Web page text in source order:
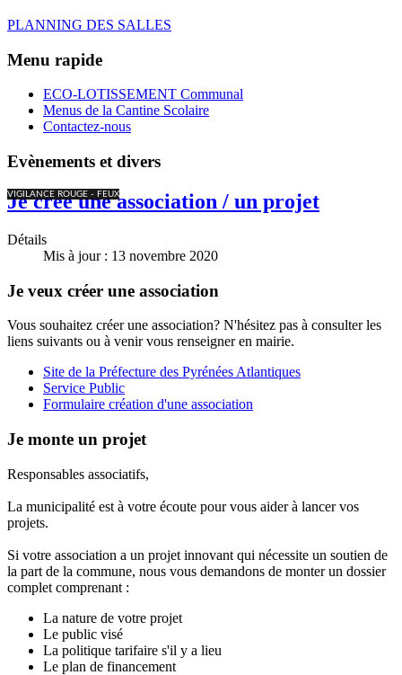
PLANNING DES SALLES
Menu rapide
ECO-LOTISSEMENT Communal
Menus de la Cantine Scolaire
Contactez-nous
Evènements et divers
VIGILANCE ROUGE - FEUX
Je crée une association / un projet
Détails
Mis à jour : 13 novembre 2020
Je veux créer une association
Vous souhaitez créer une association? N'hésitez pas à consulter les
liens suivants ou à venir vous renseigner en mairie.
Site de la Préfecture des Pyrénées Atlantiques
Service Public
Formulaire création d'une association
Je monte un projet
Responsables associatifs,
La municipalité est à votre écoute pour vous aider à lancer vos
projets.
Si votre association a un projet innovant qui nécessite un soutien de
la part de la commune, nous vous demandons de monter un dossier
complet comprenant :
La nature de votre projet
Le public visé
La politique tarifaire s'il y a lieu
Le plan de financement